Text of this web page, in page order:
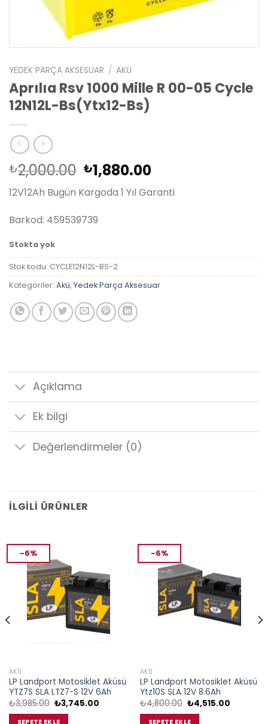
YEDEK PARÇA AKSESUAR / AKÜ
Aprılıa Rsv 1000 Mille R 00-05 Cycle
12N12L-Bs(Ytx12-Bs)
₺2,000.00 Orijinal
fiyat:
₺2,000.00.
₺1,880.00Şu
andaki
fiyat:
12V12Ah Bugün Kargoda 1 Yıl Garanti
Barkod: 459539739
Stokta yok
Stok kodu: CYCLE12N12L-BS-2
Kategoriler: Akü, Yedek Parça Aksesuar
Açıklama
Ek bilgi
Değerlendirmeler (0)
İLGILI ÜRÜNLER
-6%
AKÜ
LP Landport Motosiklet Aküsü
YTZ7S SLA LTZ7-S 12V 6Ah
₺3,985.00 Orijinal
fiyat:
₺3,985.00.
₺3,745.00Şu
SEPETE EKLE
-6%
AKÜ
LP Landport Motosiklet Aküsü
Ytz10S SLA 12V 8.6Ah
₺4,800.00 Orijinal
fiyat:
₺4,800.00.
₺4,515.00Şu
SEPETE EKLE